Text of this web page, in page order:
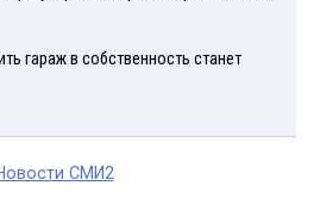
гараж в собственность станет
СМИ2